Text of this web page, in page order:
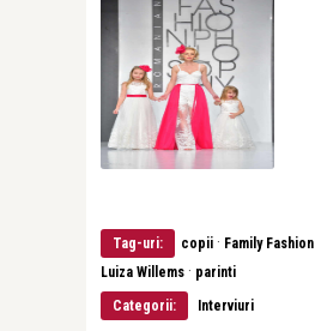
Tag-uri: copii · Family Fashion
Luiza Willems · parinti
Categorii:
Interviuri